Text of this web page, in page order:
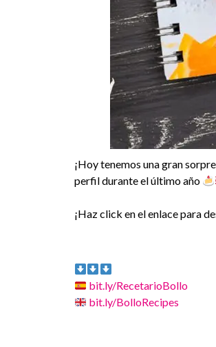
¡Hoy tenemos una gran
perfil durante el último año
¡Haz click en el enlace para
bit.ly/RecetarioBollo
bit.ly/BolloRecipes